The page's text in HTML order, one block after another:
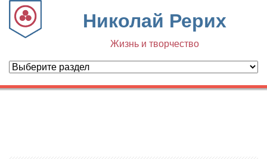
Николай Рерих
Жизнь и творчество